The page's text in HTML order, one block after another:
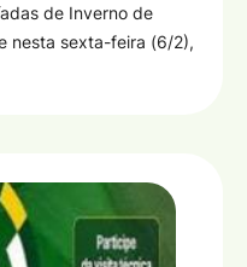
de Inverno de
nesta sexta-feira (6/2),